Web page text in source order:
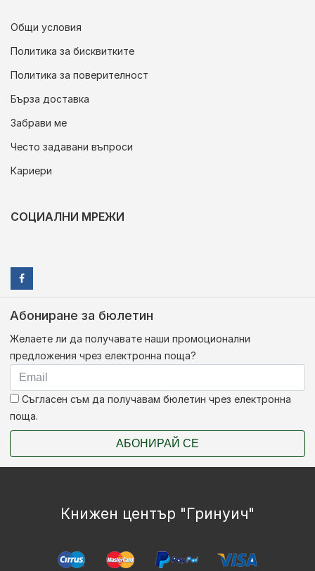
Общи условия
Политика за бисквитките
Политика за поверителност
Бърза доставка
Забрави ме
Често задавани въпроси
Кариери
СОЦИАЛНИ МРЕЖИ
Абониране за бюлетин
Желаете ли да получавате наши промоционални
предложения чрез електронна поща?
Съгласен съм да получавам бюлетин чрез електронна
поща.
АБОНИРАЙ СЕ
Книжен център "Гринуич"